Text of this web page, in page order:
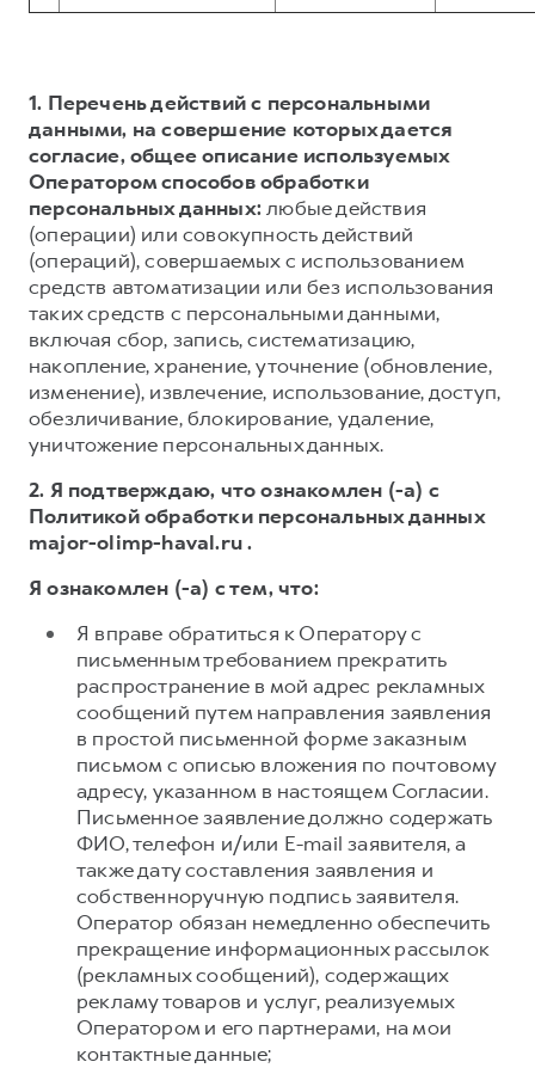
1. Перечень действий с персональными
данными, на совершение которых дается
согласие, общее описание используемых
Оператором способов обработки
персональных данных:любые действия
(операции) или совокупность действий
(операций), совершаемых с использованием
средств автоматизации или без использования
таких средств с персональными данными,
включая сбор, запись, систематизацию,
накопление, хранение, уточнение (обновление,
изменение), извлечение, использование, доступ,
обезличивание, блокирование, удаление,
уничтожение персональных данных.
2. Я подтверждаю, что ознакомлен (-а) с
Политикой обработки персональных данных
major-olimp-haval.ru .
Я ознакомлен (-а) с тем, что:
Я вправе обратиться к Оператору с
письменным требованием прекратить
распространение в мой адрес рекламных
сообщений путем направления заявления
в простой письменной форме заказным
письмом с описью вложения по почтовому
адресу, указанном в настоящем Согласии.
Письменное заявление должно содержать
ФИО, телефон и/или E-mail заявителя, а
также дату составления заявления и
собственноручную подпись заявителя.
Оператор обязан немедленно обеспечить
прекращение информационных рассылок
(рекламных сообщений), содержащих
рекламу товаров и услуг, реализуемых
Оператором и его партнерами, на мои
контактные данные;